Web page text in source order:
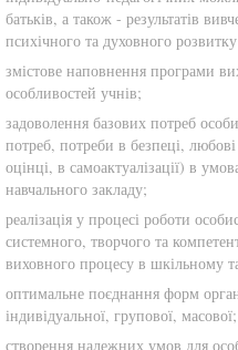
батьків, а також - результатів
психічного та духовного
змістове наповнення програми
особливостей учнів;
задоволення базових потреб
потреб, потреби в безпеці,
оцінці, в самоактуалізації) в
навчального закладу;
реалізація у процесі роботи
системного, творчого та
виховного процесу в шкільному
оптимальне поєднання форм
індивідуальної, групової, масової;
створення належних умов для